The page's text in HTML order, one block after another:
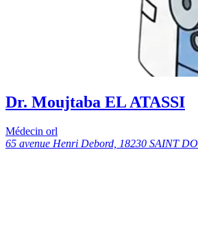
Dr. Moujtaba EL ATASSI
Médecin orl
65 avenue Henri Debord, 18230 SAINT